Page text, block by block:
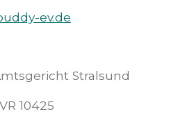
ev.de
Stralsund
VR 10425